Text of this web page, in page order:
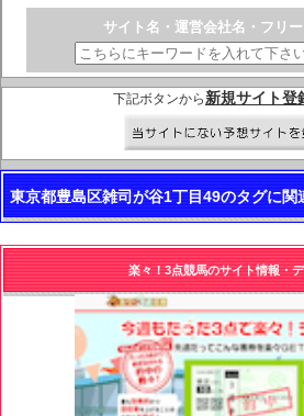
サイト名・運営会社名・フリ
下記ボタンから 新規サイト登
東京都豊島区雑司が谷1丁目49のタグに
楽々！3点競馬のサイト情報・